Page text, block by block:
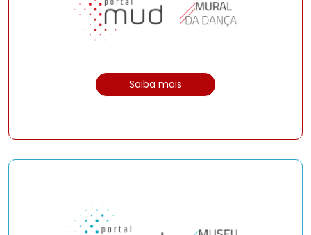
Saiba mais